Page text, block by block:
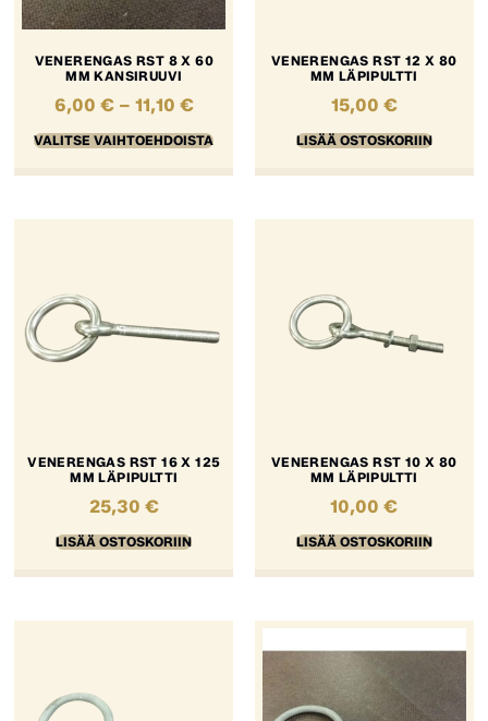
VENERENGAS RST 8 X 60
MM KANSIRUUVI
6,00 € – 11,10 €
VALITSE VAIHTOEHDOISTA
VENERENGAS RST 12 X 80
MM LÄPIPULTTI
15,00 €
LISÄÄ OSTOSKORIIN
VENERENGAS RST 16 X 125
MM LÄPIPULTTI
25,30 €
LISÄÄ OSTOSKORIIN
VENERENGAS RST 10 X 80
MM LÄPIPULTTI
10,00€
LISÄÄ OSTOSKORIIN